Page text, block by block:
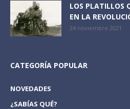
LOS PLATILLOS
EN LA
24 noviembre 2021
CATEGORÍA POPULAR
NOVEDADES
¿SABÍAS QUÉ?